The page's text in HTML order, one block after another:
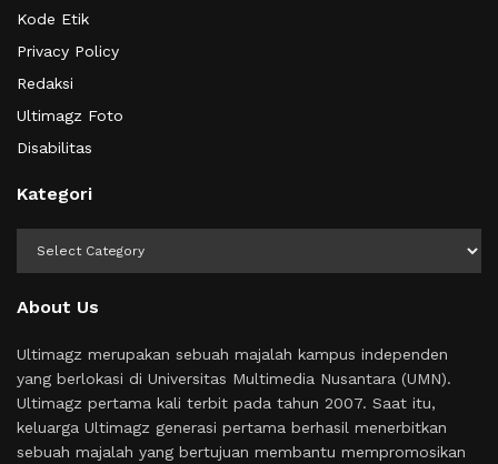
Kode Etik
Privacy Policy
Redaksi
Ultimagz Foto
Disabilitas
Kategori
About Us
Ultimagz merupakan sebuah majalah kampus independen
yang berlokasi di Universitas Multimedia Nusantara (UMN).
Ultimagz pertama kali terbit pada tahun 2007. Saat itu,
keluarga Ultimagz generasi pertama berhasil menerbitkan
sebuah majalah yang bertujuan membantu mempromosikan